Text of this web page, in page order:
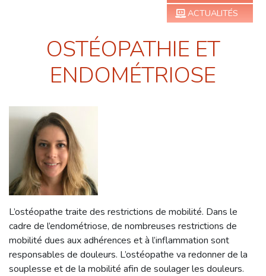
ACTUALITÉS
OSTÉOPATHIE ET
ENDOMÉTRIOSE
L’ostéopathe traite des restrictions de mobilité. Dans le
cadre de l’endométriose, de nombreuses restrictions de
mobilité dues aux adhérences et à l’inflammation sont
responsables de douleurs. L’ostéopathe va redonner de la
souplesse et de la mobilité afin de soulager les douleurs.